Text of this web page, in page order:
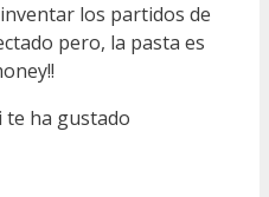
los partidos de
pero, la pasta es
te ha gustado